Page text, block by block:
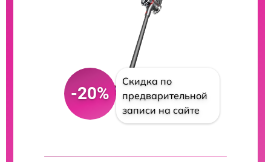
-20%
Скидка по
предварительной
записи на сайте